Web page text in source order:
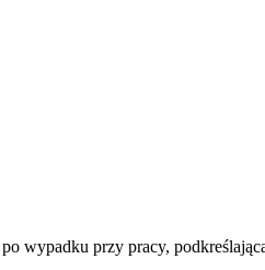
wypadku przy pracy,